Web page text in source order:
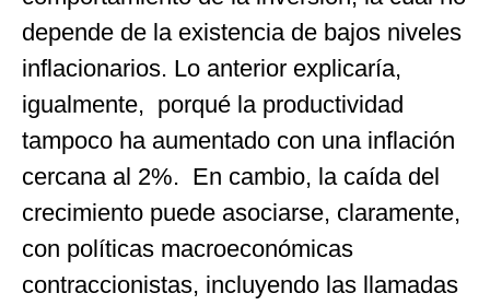
depende de la existencia de bajos niveles
inflacionarios. Lo anterior explicaría,
igualmente, porqué la productividad
tampoco ha aumentado con una inflación
cercana al 2%. En cambio, la caída del
crecimiento puede asociarse, claramente,
con políticas macroeconómicas
contraccionistas, incluyendo las llamadas